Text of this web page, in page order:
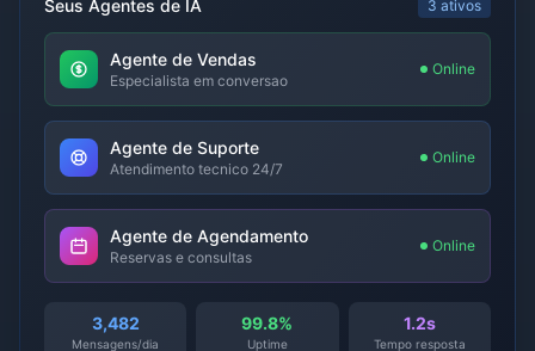
Seus Agentes de IA 3 ativos
Agente de Vendas
Especialista em conversao
Online
Agente de Suporte
Atendimento tecnico 24/7
Online
Agente de Agendamento
Reservas e consultas
Online
3,482
Mensagens/dia
99.8%
Uptime
1.2s
Tempo resposta